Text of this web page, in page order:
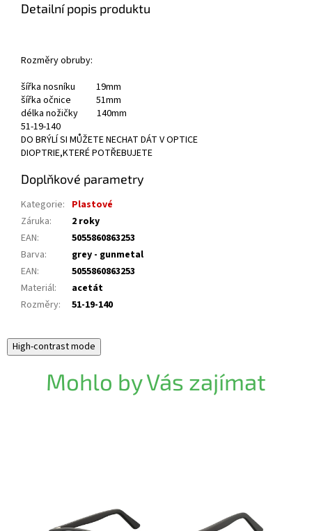
Detailní popis produktu
Rozměry obruby:
šířka nosníku 19mm
šířka očnice 51mm
délka nožičky 140mm
51-19-140
DO BRÝLÍ SI MŮŽETE NECHAT DÁT V OPTICE
DIOPTRIE,KTERÉ POTŘEBUJETE
Doplňkové parametry
Kategorie: Plastové
Záruka:
2 roky
EAN:
5055860863253
Barva:
grey - gunmetal
EAN:
5055860863253
Materiál:
acetát
Rozměry: 51-19-140
High-contrast mode
Mohlo by Vás zajímat